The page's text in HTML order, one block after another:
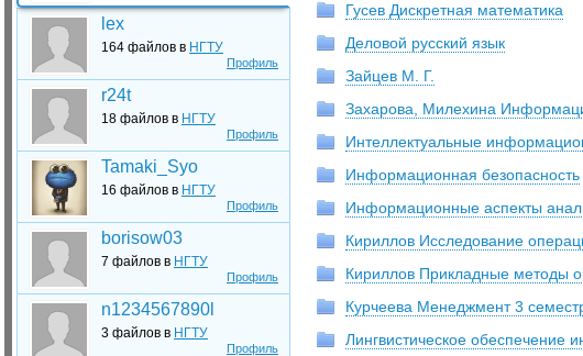
Профиль
lex
164 файлов в НГТУ
Профиль
r24t
18 файлов в НГТУ
Профиль
Tamaki_Syo
16 файлов в НГТУ
Профиль
borisow03
7 файлов в НГТУ
Профиль
n1234567890l
3 файлов в НГТУ
Гусев Дискретная математика
Деловой русский язык
Зайцев М. Г.
Захарова, Милехина
Интеллектуальные
Информационная безопасность
Информационные аспекты
Кириллов Исследование
Кириллов Прикладные методы
Курчеева Менеджмент 3
Лингвистическое